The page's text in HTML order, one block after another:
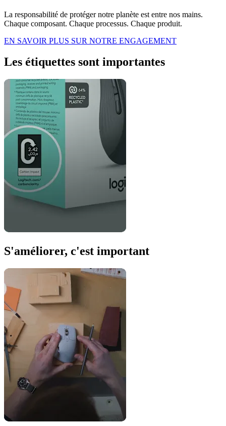
La responsabilité de protéger notre planète est entre nos mains.
Chaque composant. Chaque processus. Chaque produit.
EN SAVOIR PLUS SUR NOTRE ENGAGEMENT
Les étiquettes sont importantes
S'améliorer, c'est important